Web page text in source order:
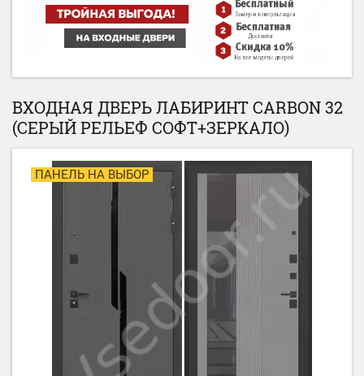
ВХОДНАЯ ДВЕРЬ ЛАБИРИНТ CARBON 32
(СЕРЫЙ РЕЛЬЕФ СОФТ+ЗЕРКАЛО)
ПАНЕЛЬ НА ВЫБОР